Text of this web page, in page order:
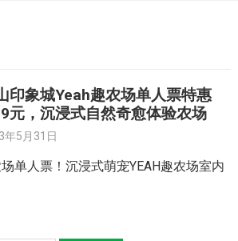
印象城Yeah趣农场单人票特惠
元，沉浸式自然奇愈体验农场
年5月31日
单人票！沉浸式萌宠YEAH趣农场室内